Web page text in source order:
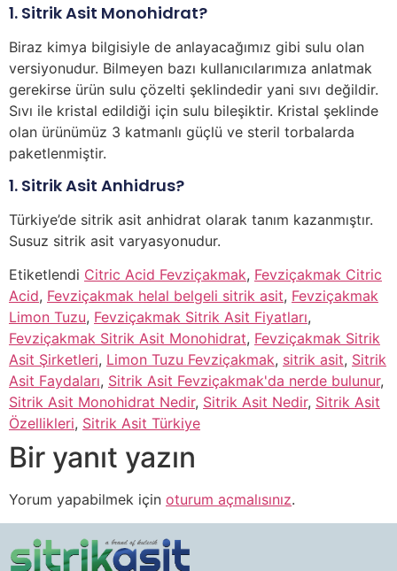
1. Sitrik Asit Monohidrat?
Biraz kimya bilgisiyle de anlayacağımız gibi sulu olan
versiyonudur. Bilmeyen bazı kullanıcılarımıza anlatmak
gerekirse ürün sulu çözelti şeklindedir yani sıvı değildir.
Sıvı ile kristal edildiği için sulu bileşiktir. Kristal şeklinde
olan ürünümüz 3 katmanlı güçlü ve steril torbalarda
paketlenmiştir.
1. Sitrik Asit Anhidrus?
Türkiye’de sitrik asit anhidrat olarak tanım kazanmıştır.
Susuz sitrik asit varyasyonudur.
Etiketlendi Citric Acid Fevziçakmak, Fevziçakmak Citric
Acid, Fevziçakmak helal belgeli sitrik asit, Fevziçakmak
Limon Tuzu, Fevziçakmak Sitrik Asit Fiyatları,
Fevziçakmak Sitrik Asit Monohidrat, Fevziçakmak Sitrik
Asit Şirketleri, Limon Tuzu Fevziçakmak, sitrik asit, Sitrik
Asit Faydaları, Sitrik Asit Fevziçakmak'da nerde bulunur,
Sitrik Asit Monohidrat Nedir, Sitrik Asit Nedir, Sitrik Asit
Özellikleri, Sitrik Asit Türkiye
Bir yanıt yazın
Yorum yapabilmek için oturum açmalısınız.